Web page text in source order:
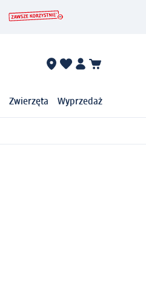
Zwierzęta Wyprzedaż